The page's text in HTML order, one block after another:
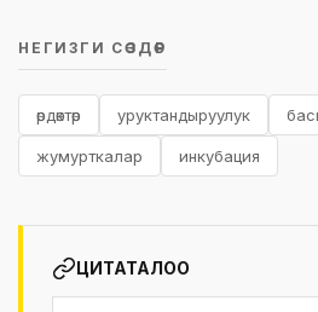
НЕГИЗГИ СӨЗДӨР
өрдөктөр уруктандыруулук
жумурткалар инкубация
ЦИТАТАЛОО